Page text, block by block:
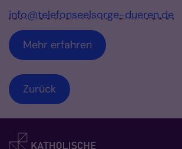
info@telefonseelsorge-dueren.de
Mehr erfahren
Zurück